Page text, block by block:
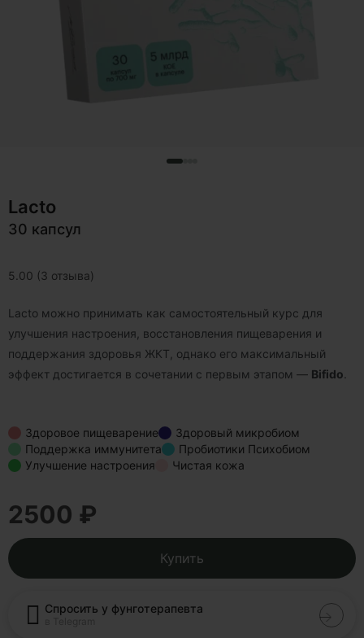
5.00 (3 отзыва)
Lacto
30 капсул
Lacto можно принимать как самостоятельный курс для
улучшения настроения, восстановления пищеварения и
поддержания здоровья ЖКТ, однако его максимальный
эффект достигается в сочетании с первым этапом — Bifido
Здоровое пищеварение
Здоровый микробиом
Поддержка иммунитета
Пробиотики Психобиом
Улучшение настроения
Чистая кожа
2500 ₽
Купить
Спросить у фунготерапевта